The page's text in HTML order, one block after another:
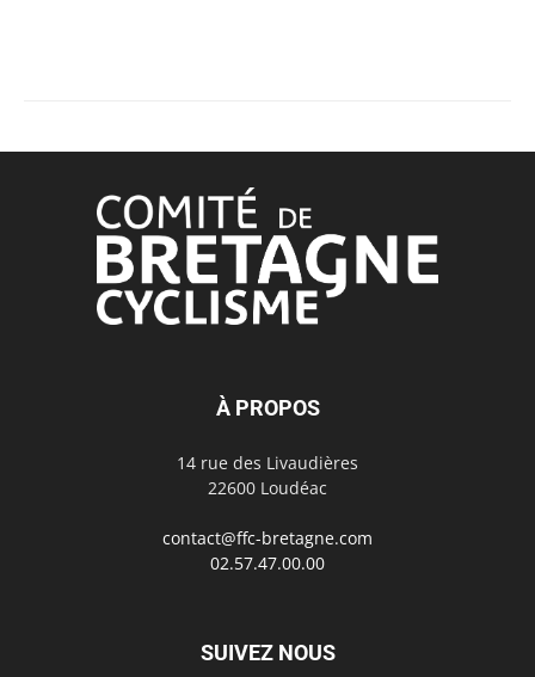
À PROPOS
14 rue des Livaudières
22600 Loudéac
contact@ffc-bretagne.com
02.57.47.00.00
SUIVEZ NOUS